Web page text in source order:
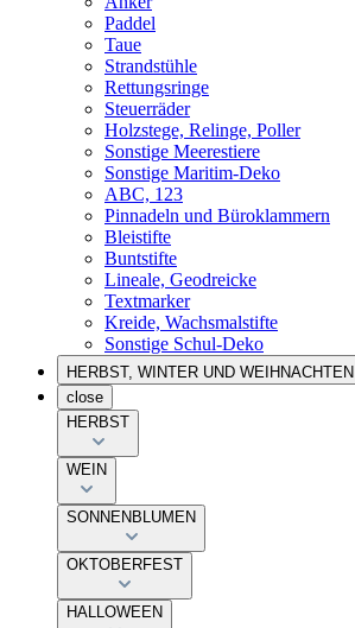
Paddel
Taue
Strandstühle
Rettungsringe
Steuerräder
Holzstege, Relinge, Poller
Sonstige Meerestiere
Sonstige Maritim-Deko
ABC, 123
Pinnadeln und Büroklammern
Bleistifte
Buntstifte
Lineale, Geodreicke
Textmarker
Kreide, Wachsmalstifte
Sonstige Schul-Deko
HERBST, WINTER UND WEIHNACHTEN
close
HERBST
WEIN
SONNENBLUMEN
OKTOBERFEST
HALLOWEEN